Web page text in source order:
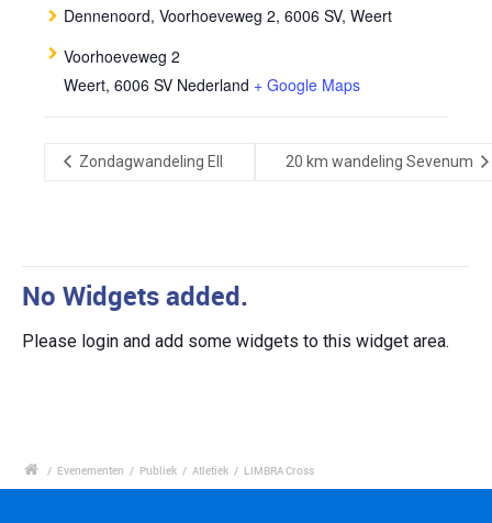
Dennenoord, Voorhoeveweg 2, 6006 SV, Weert
Voorhoeveweg 2
Weert, 6006 SV Nederland + Google Maps
Zondagwandeling Ell 20 km wandeling Sevenum
No Widgets added.
Please login and add some widgets to this widget area.
/ Evenementen / Publiek / Atletiek / LIMBRA Cross